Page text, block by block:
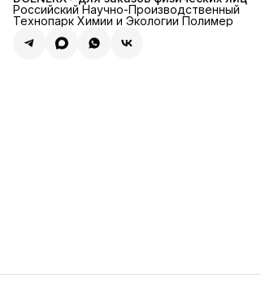
Российский Научно-Производственный
Технопарк Химии и Экологии Полимер